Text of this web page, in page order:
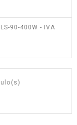
90-400W - IVA